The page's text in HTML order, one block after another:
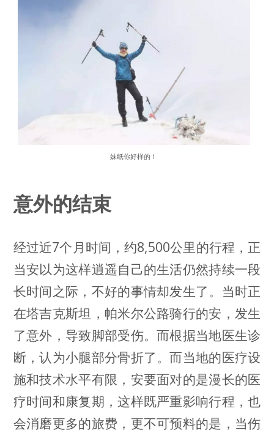
妹纸你好样的！
意外的结束
经过近7个月时间，约8,500公里的行程，正
当安以为这样逍遥自己的生活仍然持续一段
长时间之际，不好的事情却发生了。当时正
在塔吉克斯坦，帕米尔公路骑行的安，发生
了意外，导致脚部受伤。而根据当地医生诊
断，认为小腿部分骨折了。而当地的医疗设
施和技术水平有限，安要面对的是漫长的医
疗时间和康复期，这样既严重影响行程，也
会消磨更多的旅费，更不可预料的是，当伤